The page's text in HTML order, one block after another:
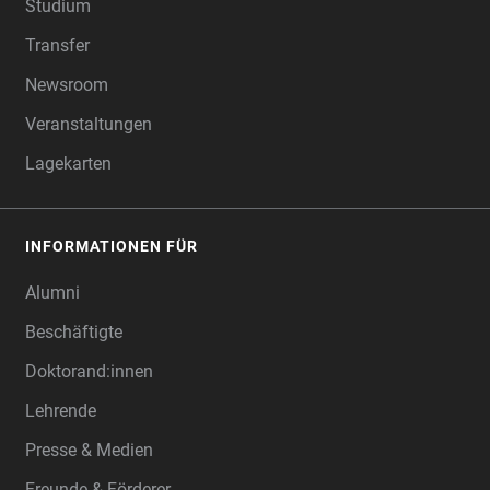
Studium
Transfer
Newsroom
Veranstaltungen
Lagekarten
INFORMATIONEN FÜR
Alumni
Beschäftigte
Doktorand:innen
Lehrende
Presse & Medien